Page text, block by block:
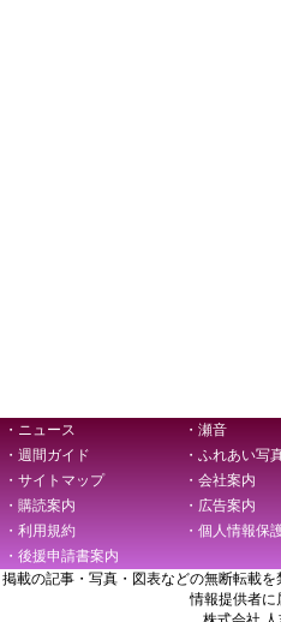
・ニュース ・瀬音
・週間ガイド
・ふれあい写
・サイトマップ
・会社案内
・購読案内
・広告案内
・利用規約
・個人情報保
・後援申請書案内
掲載の記事・写真・図表などの無断転載
情報提供者に